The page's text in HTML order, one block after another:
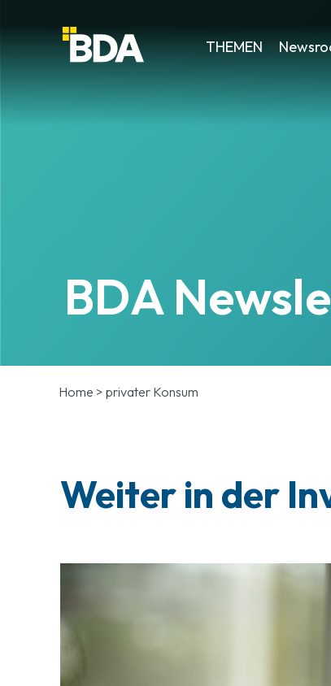
THEMEN
BDA
Home > privater Konsum
Weiter in der